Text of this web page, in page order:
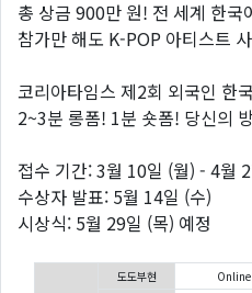
총 상금 900만 원! 전 세계 한국
참가만 해도 K-POP 아티스트
코리아타임스 제2회 외국인 한
2~3분 롱폼! 1분 숏폼! 당신의
접수 기간: 3월 10일 (월) - 4월
수상자 발표: 5월 14일 (수)
시상식: 5월 29일 (목) 예정
도도부현 Online